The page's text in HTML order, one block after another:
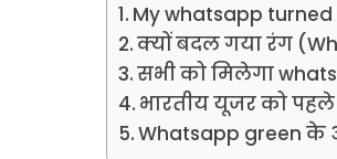
My whatsapp turned
क्यों बदल गया रंग
सभी को मिलेगा
भारतीय यूजर को
Whatsapp green के